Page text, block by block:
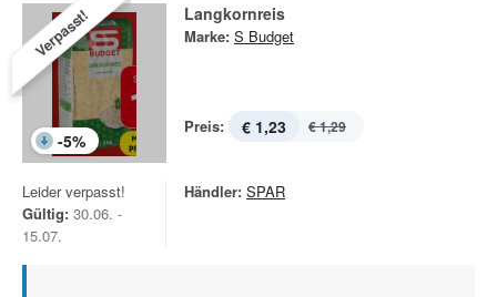
Verpasst!
-5%
Langkornreis
Marke: S Budget
Preis: € 1,23 € 1,29
Leider verpasst!
Gültig: 30.06. -
15.07.
Händler: SPAR